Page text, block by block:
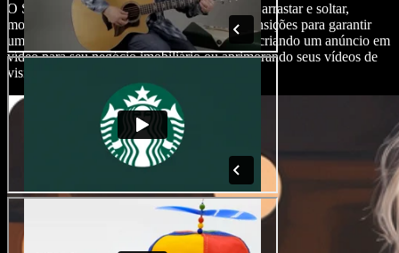
O Speechify Studio oferece uma interface de arrastar e soltar,
modelos personalizáveis, efeitos visuais e transições para garantir
uma experiência de edição sem esforço, seja criando um anúncio em
vídeo para seu negócio imobiliário ou aprimorando seus vídeos de
visitas e propriedades.